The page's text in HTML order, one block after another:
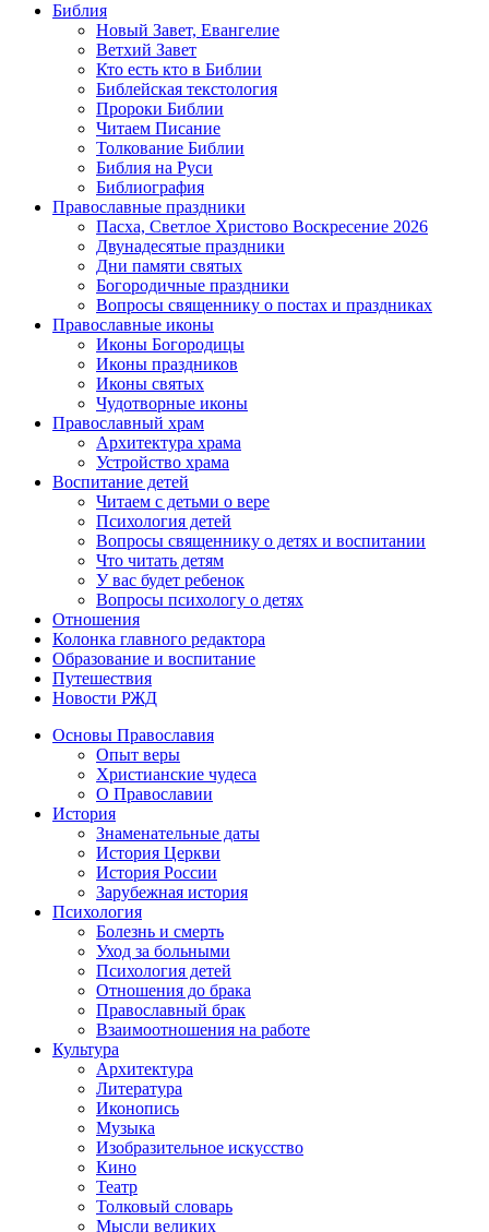
Библия
Новый Завет, Евангелие
Ветхий Завет
Кто есть кто в Библии
Библейская текстология
Пророки Библии
Читаем Писание
Толкование Библии
Библия на Руси
Библиография
Православные праздники
Пасха, Светлое Христово Воскресение 2026
Двунадесятые праздники
Дни памяти святых
Богородичные праздники
Вопросы священнику о постах и праздниках
Православные иконы
Иконы Богородицы
Иконы праздников
Иконы святых
Чудотворные иконы
Православный храм
Архитектура храма
Устройство храма
Воспитание детей
Читаем с детьми о вере
Психология детей
Вопросы священнику о детях и воспитании
Что читать детям
У вас будет ребенок
Вопросы психологу о детях
Отношения
Колонка главного редактора
Образование и воспитание
Путешествия
Новости РЖД
Основы Православия
Опыт веры
Христианские чудеса
О Православии
История
Знаменательные даты
История Церкви
История России
Зарубежная история
Психология
Болезнь и смерть
Уход за больными
Психология детей
Отношения до брака
Православный брак
Взаимоотношения на работе
Культура
Архитектура
Литература
Иконопись
Музыка
Изобразительное искусство
Кино
Театр
Толковый словарь
Мысли великих